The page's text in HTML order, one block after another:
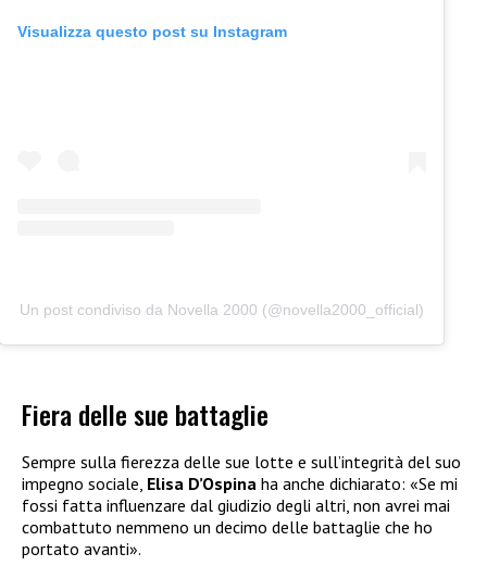
Visualizza questo post su Instagram
Un post condiviso da Novella 2000 (@novella2000_official)
Fiera delle sue battaglie
Sempre sulla fierezza delle sue lotte e sull’integrità del suo
impegno sociale, Elisa D’Ospina ha anche dichiarato: «Se mi
fossi fatta influenzare dal giudizio degli altri, non avrei mai
combattuto nemmeno un decimo delle battaglie che ho
portato avanti».